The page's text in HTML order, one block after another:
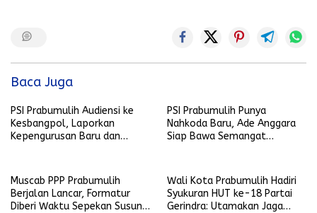
Baca Juga
PSI Prabumulih Audiensi ke
Kesbangpol, Laporkan
Kepengurusan Baru dan
PSI Prabumulih Punya
Nahkoda Baru, Ade Anggara
Siap Bawa Semangat
Muscab PPP Prabumulih
Berjalan Lancar, Formatur
Diberi Waktu Sepekan Susun
Wali Kota Prabumulih Hadiri
Syukuran HUT ke-18 Partai
Gerindra: Utamakan Jaga